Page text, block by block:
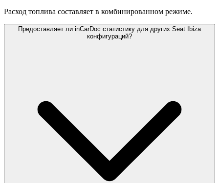
Расход топлива составляет в комбинированном режиме.
Предоставляет ли inCarDoc статистику для других Seat Ibiza
конфигураций?